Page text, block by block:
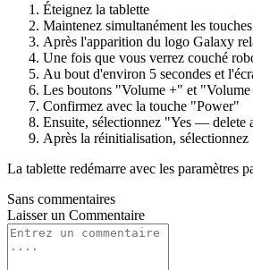
Éteignez la tablette
Maintenez simultanément les
Après l'apparition du logo Galaxy
Une fois que vous verrez couché
Au bout d'environ 5 secondes et
Les boutons "Volume +" et
Confirmez avec la touche "Power"
Ensuite, sélectionnez "Yes — delete
Après la réinitialisation,
La tablette redémarre avec les paramètres
Sans commentaires
Laisser un Commentaire